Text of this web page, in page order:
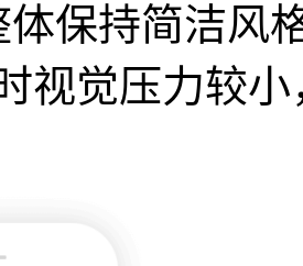
体保持简洁风
视觉压力较